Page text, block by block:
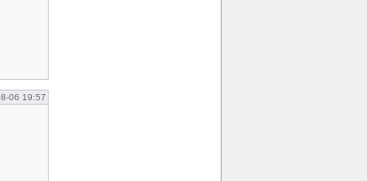
06 19:57